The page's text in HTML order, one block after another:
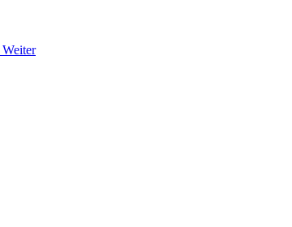
Weiter